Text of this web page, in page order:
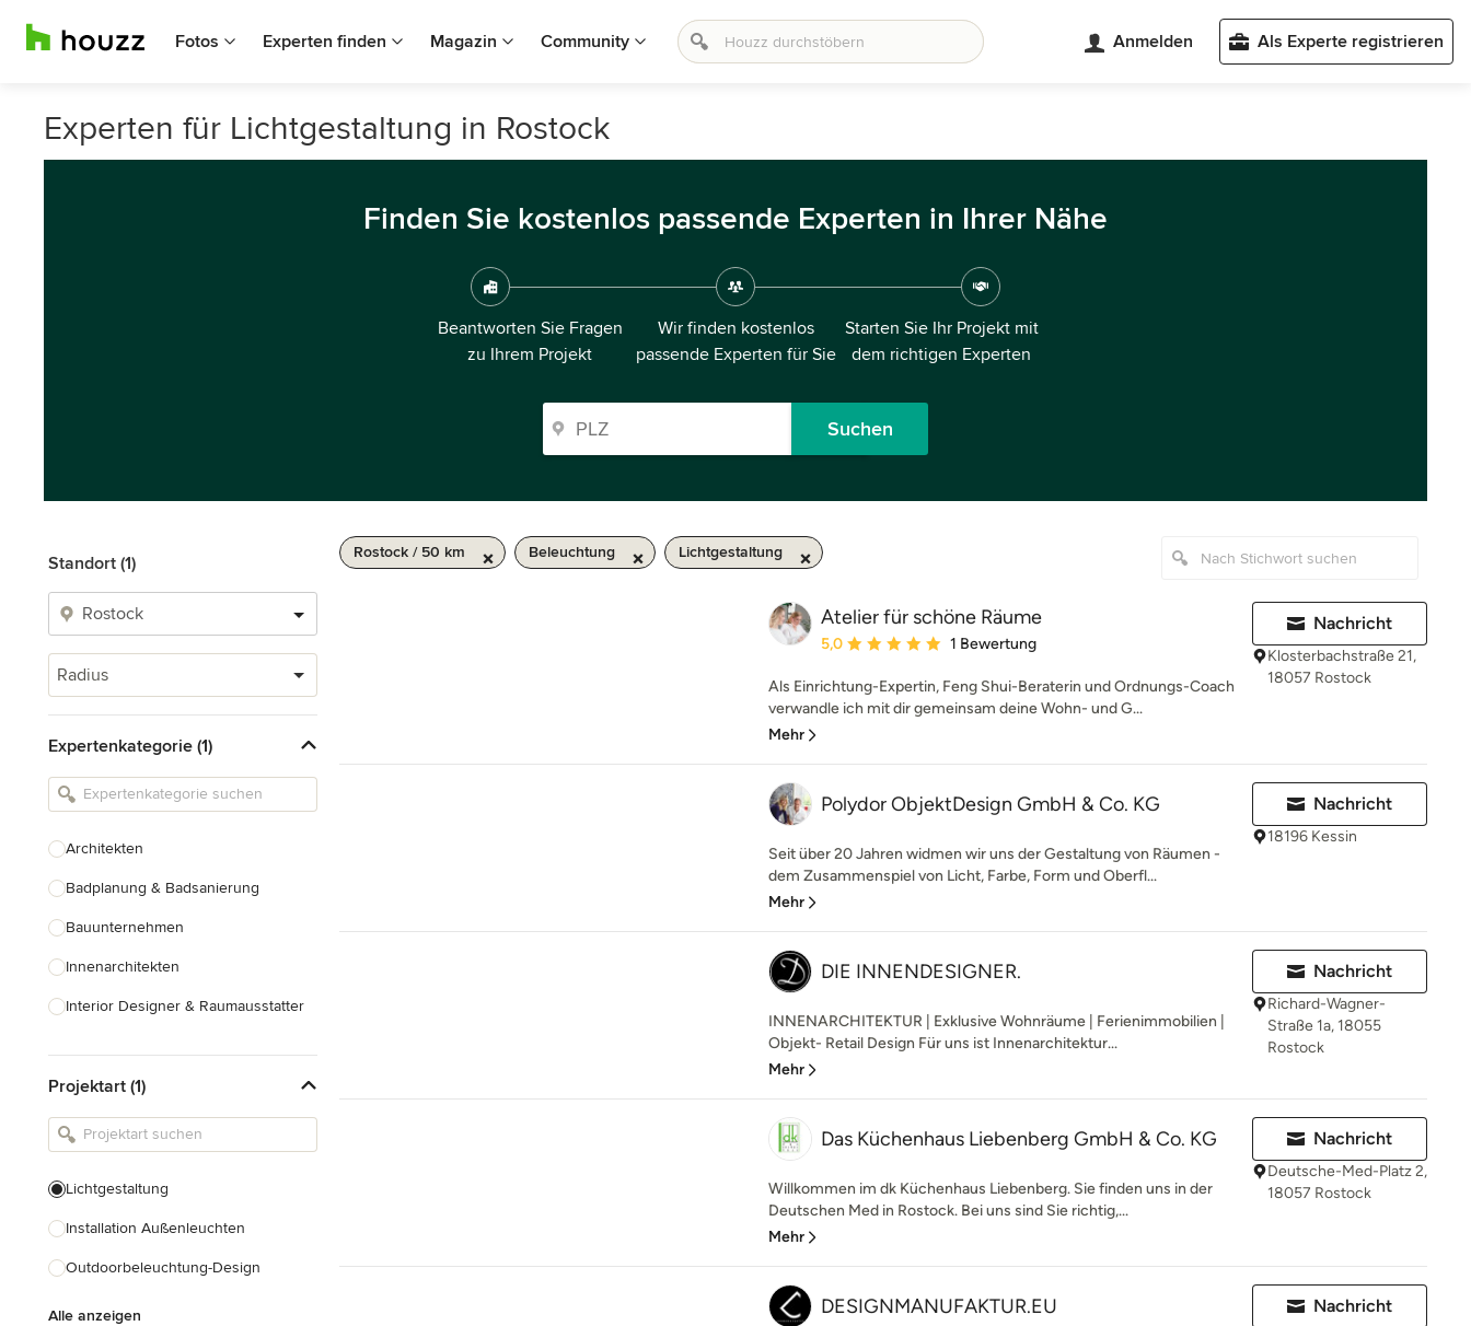
Fotos Experten finden Magazin Community Anmelden Als Experte registrieren
Experten für Lichtgestaltung in Rostock
Finden Sie kostenlos passende Experten in Ihrer Nähe
Beantworten Sie Fragen
zu Ihrem Projekt
Wir finden kostenlos
passende Experten für Sie
Starten Sie Ihr Projekt mit
dem richtigen Experten
Suchen
Standort (1)
Radius
Expertenkategorie (1)
Architekten
Badplanung & Badsanierung
Bauunternehmen
Innenarchitekten
Interior Designer & Raumausstatter
Landschaftsarchitekten
Armaturen & Sanitärbedarf
Einbauschränke
Projektart (1)
Lichtgestaltung
Installation Außenleuchten
Outdoorbeleuchtung-Design
Alle anzeigen
Rostock / 50 km Beleuchtung Lichtgestaltung
Atelier für schöne Räume
Durchschnittliche Bewertung: 5 von 5 Sternen
5,0 1 Bewertung
Als Einrichtung-Expertin, Feng Shui-Beraterin und Ordnungs-Coach
verwandle ich mit dir gemeinsam deine Wohn- und G...
Mehr
Nachricht
Klosterbachstraße 21,
18057 Rostock
Polydor ObjektDesign GmbH & Co. KG
Seit über 20 Jahren widmen wir uns der Gestaltung von Räumen -
dem Zusammenspiel von Licht, Farbe, Form und Oberfl...
Mehr
Nachricht
18196 Kessin
DIE INNENDESIGNER.
INNENARCHITEKTUR | Exklusive Wohnräume | Ferienimmobilien |
Objekt- Retail Design Für uns ist Innenarchitektur...
Mehr
Nachricht
Richard-Wagner-
Straße 1a, 18055
Rostock
Das Küchenhaus Liebenberg GmbH & Co. KG
Willkommen im dk Küchenhaus Liebenberg. Sie finden uns in der
Deutschen Med in Rostock. Bei uns sind Sie richtig,...
Mehr
Nachricht
Deutsche-Med-Platz 2,
18057 Rostock
DESIGNMANUFAKTUR.EU Nachricht